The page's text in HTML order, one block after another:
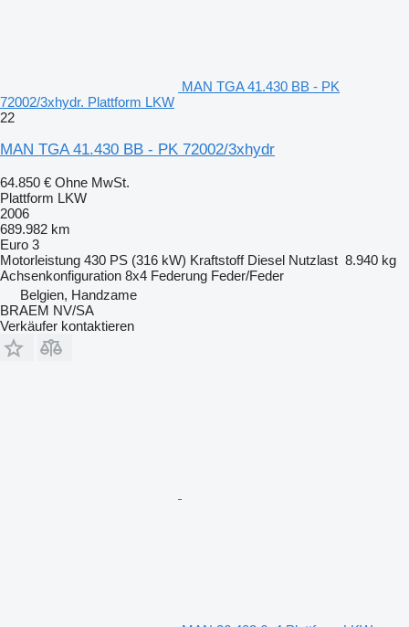
MAN TGA 41.430 BB - PK
72002/3xhydr. Plattform LKW
22
MAN TGA 41.430 BB - PK 72002/3xhydr
64.850 € Ohne MwSt.
Plattform LKW
2006
689.982 km
Euro 3
Motorleistung 430 PS (316 kW) Kraftstoff Diesel Nutzlast 8.940 kg
Achsenkonfiguration 8x4 Federung Feder/Feder
Belgien, Handzame
BRAEM NV/SA
Verkäufer kontaktieren